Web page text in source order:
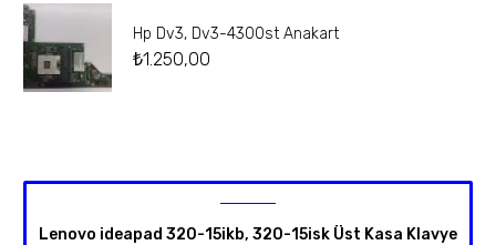
Hp Dv3, Dv3-4300st Anakart
₺1.250,00
Lenovo ideapad 320-15ikb, 320-15isk Üst Kasa Klavye